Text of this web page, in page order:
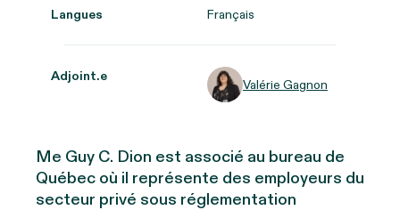
Langues Français
Adjoint.e Valérie Gagnon
Me Guy C. Dion est associé au bureau de
Québec où il représente des employeurs du
secteur privé sous réglementation